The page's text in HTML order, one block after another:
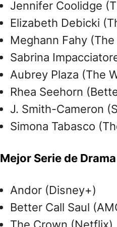
Jennifer Coolidge
Elizabeth Debicki
Meghann Fahy
Sabrina
Aubrey Plaza (The
Rhea Seehorn
J. Smith-Cameron
Simona Tabasco
Mejor Serie de Drama
Andor (Disney+)
Better Call Saul
The Crown (Netflix)